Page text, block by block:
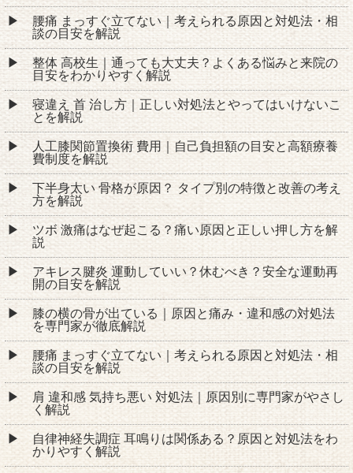
腰痛 まっすぐ立てない｜考えられる原因と対処法・相
談の目安を解説
整体 高校生｜通っても大丈夫？よくある悩みと来院の
目安をわかりやすく解説
寝違え 首 治し方｜正しい対処法とやってはいけないこ
とを解説
人工膝関節置換術 費用｜自己負担額の目安と高額療養
費制度を解説
下半身太い 骨格が原因？ タイプ別の特徴と改善の考え
方を解説
ツボ 激痛はなぜ起こる？痛い原因と正しい押し方を解
説
アキレス腱炎 運動していい？休むべき？安全な運動再
開の目安を解説
膝の横の骨が出ている｜原因と痛み・違和感の対処法
を専門家が徹底解説
腰痛 まっすぐ立てない｜考えられる原因と対処法・相
談の目安を解説
肩 違和感 気持ち悪い 対処法｜原因別に専門家がやさし
く解説
自律神経失調症 耳鳴りは関係ある？原因と対処法をわ
かりやすく解説